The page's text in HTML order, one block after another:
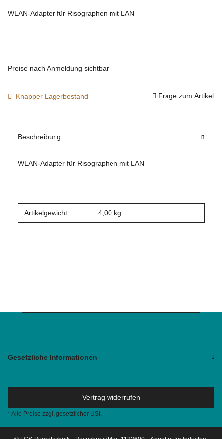
WLAN-Adapter für Risographen mit LAN
Preise nach Anmeldung sichtbar
Knapper Lagerbestand Frage zum Artikel
Beschreibung
WLAN-Adapter für Risographen mit LAN
Produkteigenschaft
Wert
Artikelgewicht: 4,00 kg
Gesetzliche Informationen
Vertrag widerrufen
* Alle Preise zzgl. gesetzlicher USt.